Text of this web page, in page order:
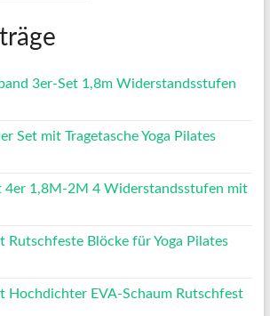
3er-Set 1,8m Widerstandsstufen
Set mit Tragetasche Yoga Pilates
4er 1,8M-2M 4 Widerstandsstufen mit
Rutschfeste Blöcke für Yoga Pilates
Hochdichter EVA-Schaum Rutschfest